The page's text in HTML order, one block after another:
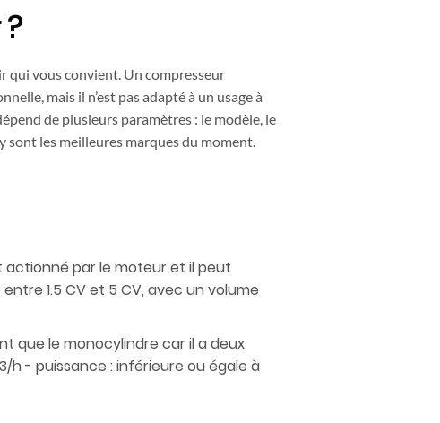
qui vous convient. Un compresseur
mais il n’est pas adapté à un usage à
de plusieurs paramètres : le modèle, le
sont les meilleures marques du moment.
actionné par le moteur et il peut
1.5 CV et 5 CV, avec un volume
que le monocylindre car il a deux
h - puissance : inférieure ou égale à